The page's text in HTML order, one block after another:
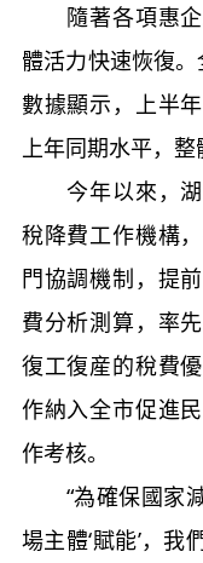
隨著各項惠企
體活力快速恢復
數據顯示，上半
上年同期水平，整
今年以來，湖
稅降費工作機構
門協調機制，提
費分析測算，率
復工復産的稅費
作納入全市促進
作考核。
“為確保國家減
場主體‘賦能’，